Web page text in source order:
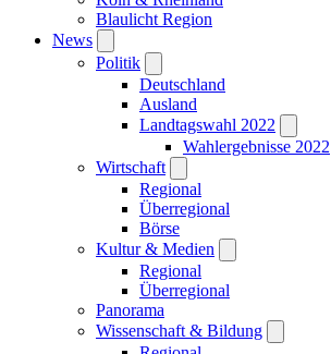
Blaulicht Region
News
Politik
Deutschland
Ausland
Landtagswahl 2022
Wahlergebnisse 2022
Wirtschaft
Regional
Überregional
Börse
Kultur & Medien
Regional
Überregional
Panorama
Wissenschaft & Bildung